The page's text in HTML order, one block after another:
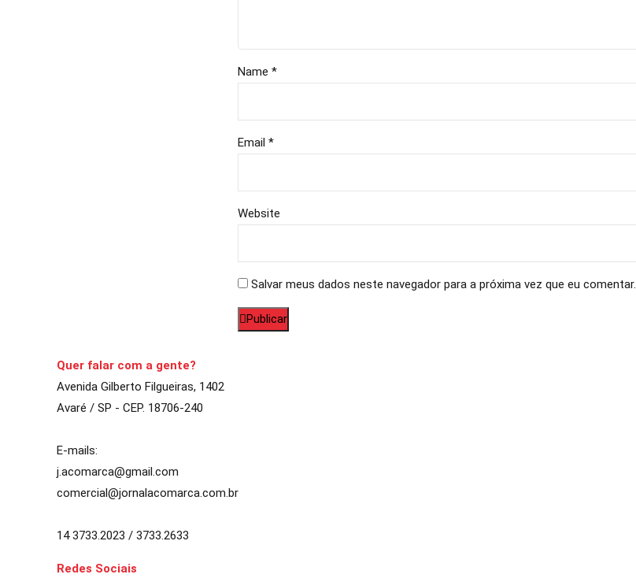
Name *
Email *
Website
Salvar meus dados neste navegador para a próxima vez que eu comentar.
Publicar
Quer falar com a gente?
Avenida Gilberto Filgueiras, 1402
Avaré / SP - CEP. 18706-240
E-mails:
j.acomarca@gmail.com
comercial@jornalacomarca.com.br
14 3733.2023 / 3733.2633
Redes Sociais